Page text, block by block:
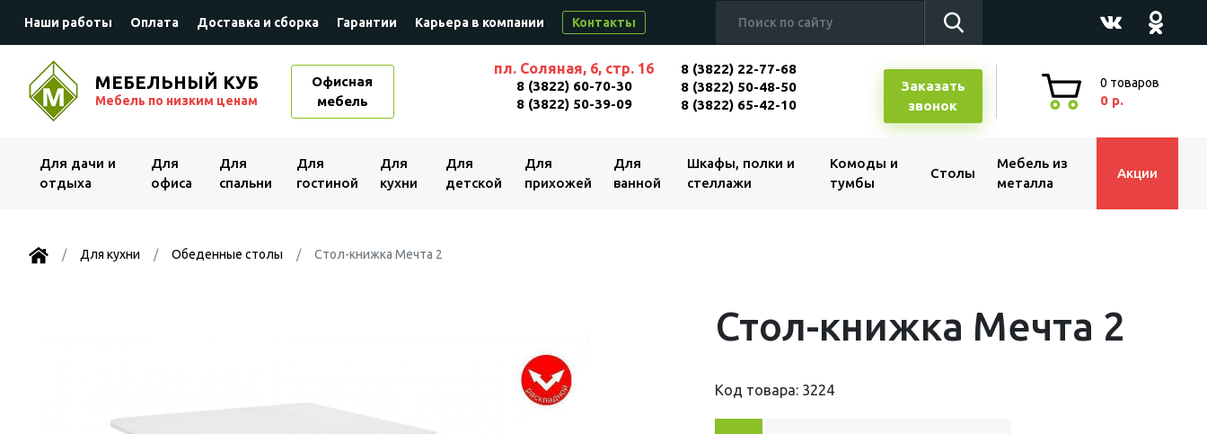
Наши работы Оплата Доставка и сборка Гарантии Карьера в компании Контакты
МЕБЕЛЬНЫЙ КУБ
Мебель по низким ценам
Офисная
мебель
пл. Соляная, 6, стр. 16
8 (3822) 60-70-30
8 (3822) 50-39-09
8 (3822) 22-77-68
8 (3822) 50-48-50
8 (3822) 65-42-10
Заказать
звонок
0 товаров
0 р.
Для дачи и
отдыха
Для
офиса
Для
спальни
Для
гостиной
Для
кухни
Для
детской
Для
прихожей
Для
ванной
Шкафы, полки и
стеллажи
Комоды и
тумбы
Столы
Мебель из
металла
Акции
Для кухни Обеденные столы Стол-книжка Мечта 2
Стол-книжка Мечта 2
Код товара: 3224